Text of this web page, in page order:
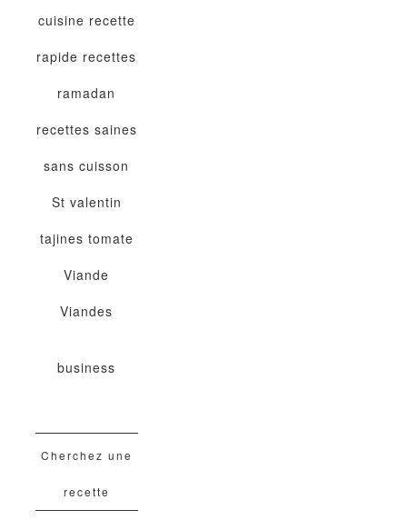
cuisine recette
rapide recettes
ramadan
recettes saines
sans cuisson
St valentin
tajines tomate
Viande
Viandes
business
Cherchez une
recette